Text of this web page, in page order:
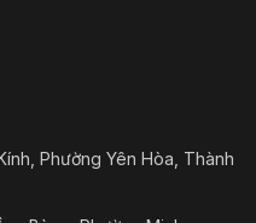
đến 70°C (-40°F đến 158°F)
đến 70°C (-40°F đến 158°F)
Phường Yên Hòa, Thành